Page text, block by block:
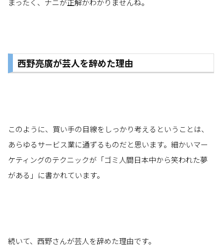
西野亮廣が芸人を辞めた理由
このように、買い手の目線をしっかり考えるということは、
あらゆるサービス業に通ずるものだと思います。細かいマー
ケティングのテクニックが「ゴミ人間日本中から笑われた夢
がある」に書かれています。
続いて、西野さんが芸人を辞めた理由です。